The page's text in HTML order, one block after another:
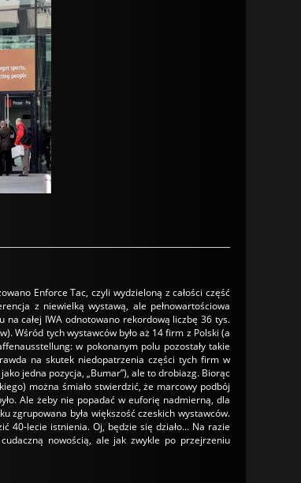
Enforce Tac, czyli wydzieloną z całości część
z niewielką wystawą, ale pełnowartościowa
całej IWA odnotowano rekordową liczbę 36 tys.
Wśród tych wystawców było aż 14 firm z Polski (a
w pokonanym polu pozostały takie
na skutek niedopatrzenia części tych firm w
jedna pozycja, „Bumar”), ale to drobiazg. Biorąc
można śmiało stwierdzić, że marcowy podbój
Ale żeby nie popadać w euforię nadmierną, dla
zgrupowana była większość czeskich wystawców.
40-lecie istnienia. Oj, będzie się działo... Na razie
nowością, ale jak zwykle po przejrzeniu